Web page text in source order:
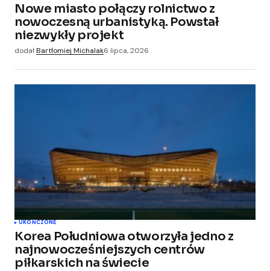
Nowe miasto połączy rolnictwo z
nowoczesną urbanistyką. Powstał
niezwykły projekt
dodałBartłomiej Michalak6 lipca, 2026
UKOŃCZONE
Korea Południowa otworzyła jedno z
najnowocześniejszych centrów
piłkarskich na świecie